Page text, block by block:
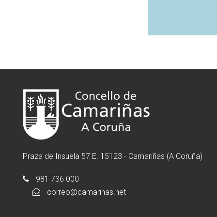
Praza de Insuela 57 E. 15123 - Camariñas (A Coruña)
981 736 000
correo@camarinas.net